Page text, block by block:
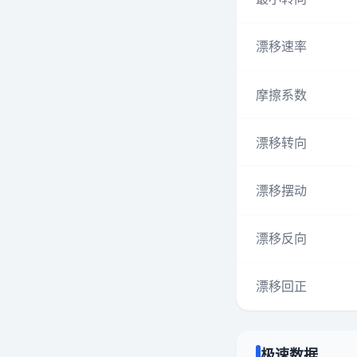
漂移速率
摩擦系数
漂移转向
漂移摆动
漂移反向
漂移回正